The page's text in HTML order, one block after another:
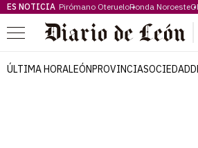
ES NOTICIA Pirómano OterueloRonda Noroeste
Menú
ÚLTIMA HORALEÓNPROVINCIASOCIEDAD